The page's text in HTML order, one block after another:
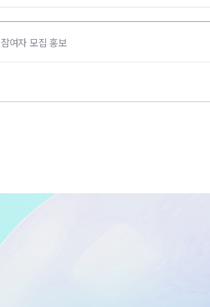
여자 모집 홍보